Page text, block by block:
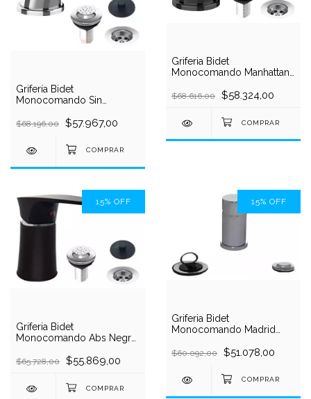
Grifería Bidet
Monocomando Sin
9412
$68.196,00 $57.967,00
Griferia Bidet
Monocomando Manhattan
$68.616,00 $58.324,00
15% OFF
Griferia Bidet
Monocomando Abs Negra
$65.728,00 $55.869,00
15% OFF
Griferia Bidet
Monocomando Madrid
Transferencia
$60.092,00 $51.078,00